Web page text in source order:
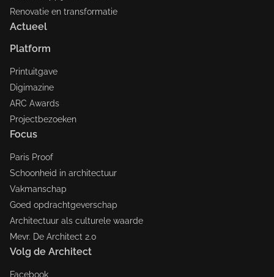
Renovatie en transformatie
Actueel
Platform
Printuitgave
Digimazine
ARC Awards
Projectbezoeken
Focus
Paris Proof
Schoonheid in architectuur
Vakmanschap
Goed opdrachtgeverschap
Architectuur als culturele waarde
Mevr. De Architect 2.0
Volg de Architect
Facebook